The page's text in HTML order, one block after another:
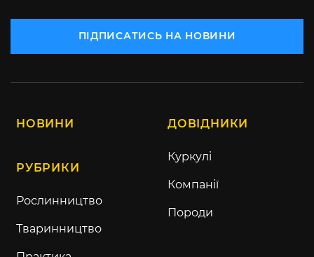
ПІДПИСАТИСЬ НА НОВИНИ
НОВИНИ
РУБРИКИ
Рослинництво
Тваринництво
ДОВІДНИКИ
Куркулі
Компанії
Породи